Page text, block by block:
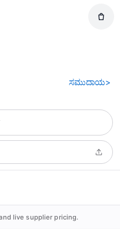
ಸಮುದಾಯ>
live supplier pricing.